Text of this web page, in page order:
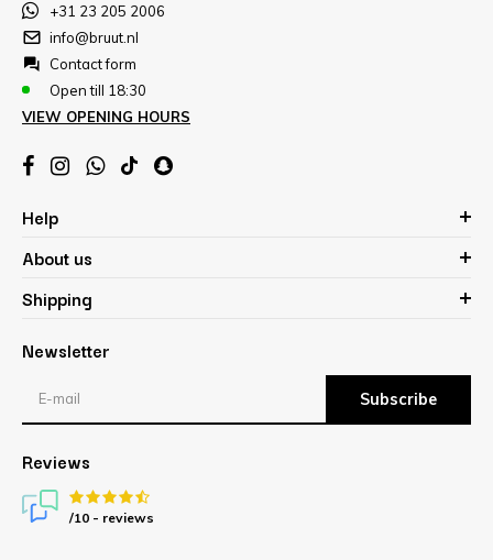
+31 23 205 2006
info@bruut.nl
Contact form
Open till 18:30
VIEW OPENING HOURS
Help
About us
Shipping
Newsletter
Subscribe
Reviews
/10 - reviews